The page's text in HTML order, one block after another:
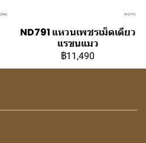
ND791 แหวนเพชรเม็ดเดียว
แรขนแมว
฿11,490